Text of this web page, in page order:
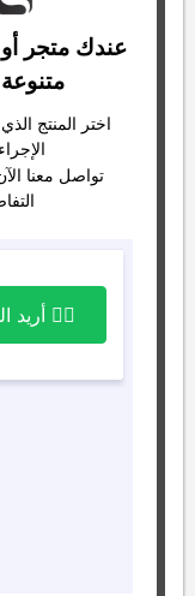
عندك متجر
اختر المنتج
تواصل معنا